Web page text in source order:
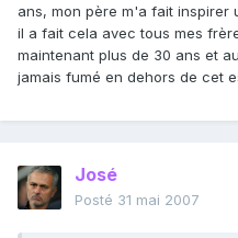
ans, mon père m'a fait inspirer
il a fait cela avec tous mes
maintenant plus de 30 ans et
jamais fumé en dehors de cet
José
Posté 31 mai 2007